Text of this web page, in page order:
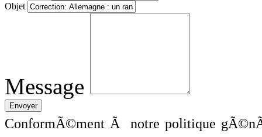
Objet
Message
ConformÃ©ment Ã notre politique